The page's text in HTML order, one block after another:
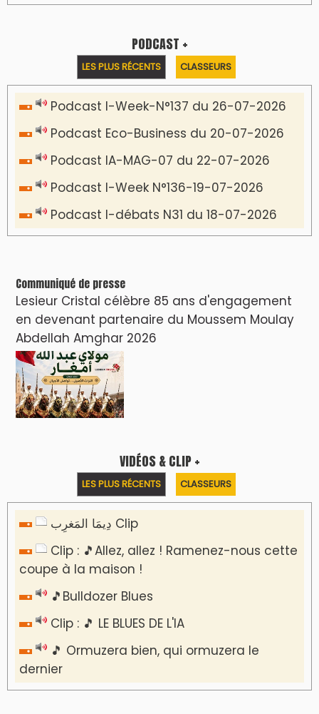
PODCAST +
LES PLUS RÉCENTS CLASSEURS
Podcast I-Week-N°137 du 26-07-2026
Podcast Eco-Business du 20-07-2026
Podcast IA-MAG-07 du 22-07-2026
Podcast I-Week N°136-19-07-2026
Podcast I-débats N31 du 18-07-2026
Communiqué de presse
Lesieur Cristal célèbre 85 ans d'engagement
en devenant partenaire du Moussem Moulay
Abdellah Amghar 2026
VIDÉOS & CLIP +
LES PLUS RÉCENTS CLASSEURS
دِيمَا المَغرِب Clip
Clip : 🎵Allez, allez ! Ramenez-nous cette
coupe à la maison !
🎵Bulldozer Blues
Clip : 🎵 LE BLUES DE L'IA
🎵 Ormuzera bien, qui ormuzera le
dernier